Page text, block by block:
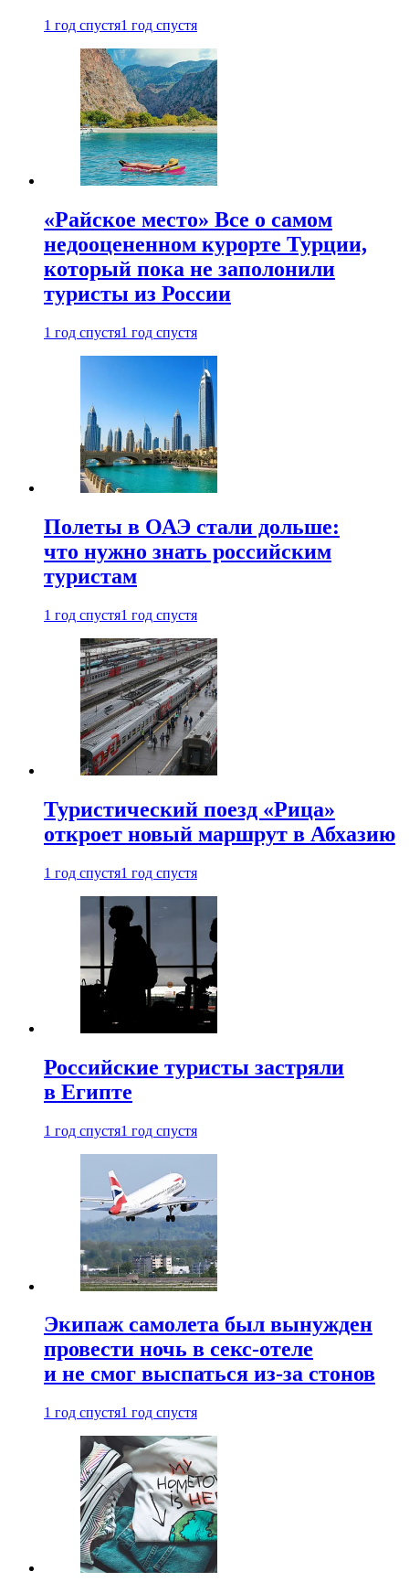
1 год спустя1 год спустя
«Райское место» Все о самом
недооцененном курорте Турции,
который пока не заполонили
туристы из России
1 год спустя1 год спустя
Полеты в ОАЭ стали дольше:
что нужно знать российским
туристам
1 год спустя1 год спустя
Туристический поезд «Рица»
откроет новый маршрут в Абхазию
1 год спустя1 год спустя
Российские туристы застряли
в Египте
1 год спустя1 год спустя
Экипаж самолета был вынужден
провести ночь в секс-отеле
и не смог выспаться из-за стонов
1 год спустя1 год спустя